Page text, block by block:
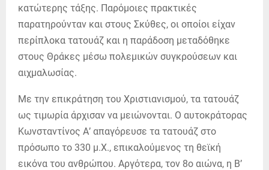
κατώτερης τάξης. Παρόμοιες πρακτικές
παρατηρούνταν και στους Σκύθες, οι οποίοι είχαν
περίπλοκα τατουάζ και η παράδοση μεταδόθηκε
στους Θράκες μέσω πολεμικών συγκρούσεων και
αιχμαλωσίας.
Με την επικράτηση του Χριστιανισμού, τα τατουάζ
ως τιμωρία άρχισαν να μειώνονται. Ο αυτοκράτορας
Κωνσταντίνος Α’ απαγόρευσε τα τατουάζ στο
πρόσωπο το 330 μ.Χ., επικαλούμενος τη θεϊκή
εικόνα του ανθρώπου. Αργότερα, τον 8ο αιώνα, η Β’